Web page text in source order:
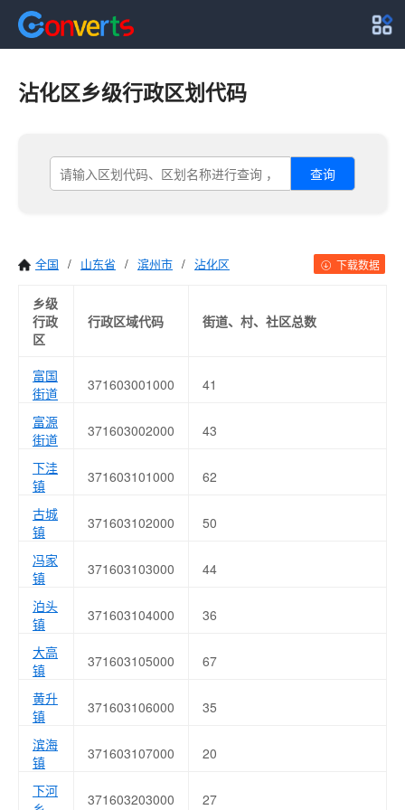
沾化区乡级行政区划代码
查询
全国 / 山东省 / 滨州市 / 沾化区 下载数据
乡级
行政
区
行政区域代码 街道、村、社区总数
富国
街道
371603001000 41
富源
街道
371603002000 43
下洼
镇
371603101000 62
古城
镇
371603102000 50
冯家
镇
371603103000 44
泊头
镇
371603104000 36
大高
镇
371603105000 67
黄升
镇
371603106000 35
滨海
镇
371603107000 20
下河
371603203000 27